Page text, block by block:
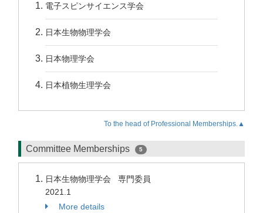
電子スピンサイエンス学会
日本生物物理学会
日本物理学会
日本植物生理学会
To the head of Professional Memberships.▲
Committee Memberships 5
日本生物物理学会 専門委員
2021.1
More details